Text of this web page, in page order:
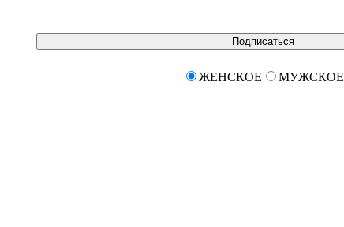
Подписаться
ЖЕНСКОЕ МУЖСКОЕ